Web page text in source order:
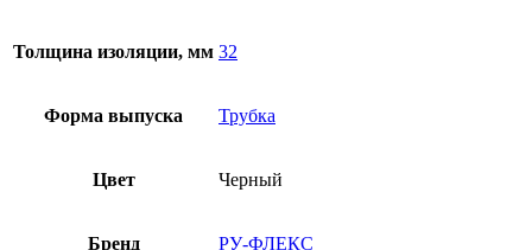
Толщина изоляции, мм 32
Форма выпуска Трубка
Цвет Черный
Бренд РУ-ФЛЕКС